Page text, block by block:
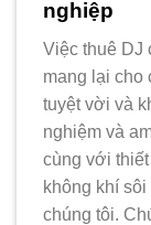
nghiệp
Việc thuê DJ
mang lại cho
tuyệt vời và
nghiệm và
cùng với
không khí
chúng tôi.